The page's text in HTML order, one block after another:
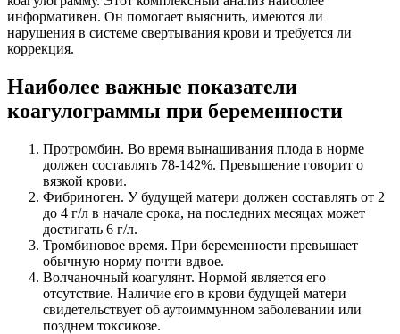
информативен. Он помогает выяснить, имеются ли
нарушения в системе свертывания крови и требуется ли
коррекция.
Наиболее важные показатели
коагулограммы при беременности
Протромбин. Во время вынашивания плода в норме
должен составлять 78-142%. Превышение говорит о
вязкой крови.
Фибриноген. У будущей матери должен составлять от 2
до 4 г/л в начале срока, на последних месяцах может
достигать 6 г/л.
Тромбиновое время. При беременности превышает
обычную норму почти вдвое.
Волчаночный коагулянт. Нормой является его
отсутствие. Наличие его в крови будущей матери
свидетельствует об аутоиммунном заболевании или
позднем токсикозе.